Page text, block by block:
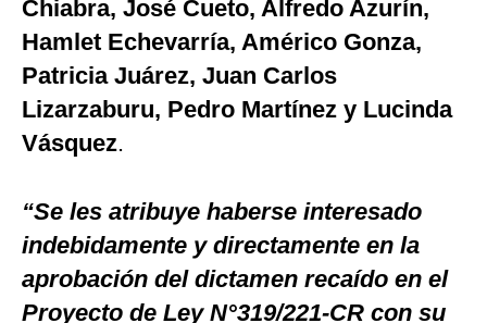
Chiabra, José Cueto, Alfredo Azurín,
Hamlet Echevarría, Américo Gonza,
Patricia Juárez, Juan Carlos
Lizarzaburu, Pedro Martínez y Lucinda
Vásquez.
“Se les atribuye haberse interesado
indebidamente y directamente en la
aprobación del dictamen recaído en el
Proyecto de Ley N°319/221-CR con su